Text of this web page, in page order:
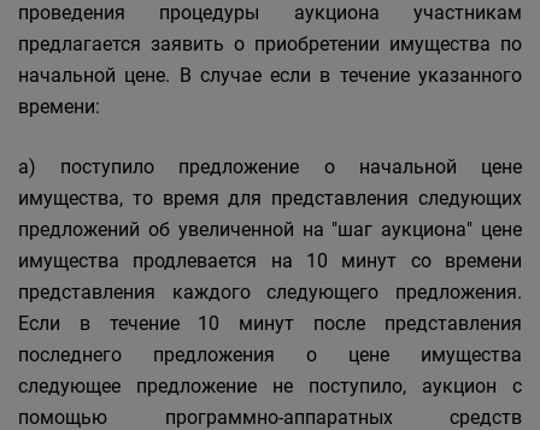
проведения процедуры аукциона участникам
предлагается заявить о приобретении имущества по
начальной цене. В случае если в течение указанного
времени:
а) поступило предложение о начальной цене
имущества, то время для представления следующих
предложений об увеличенной на "шаг аукциона" цене
имущества продлевается на 10 минут со времени
представления каждого следующего предложения.
Если в течение 10 минут после представления
последнего предложения о цене имущества
следующее предложение не поступило, аукцион с
помощью программно-аппаратных средств